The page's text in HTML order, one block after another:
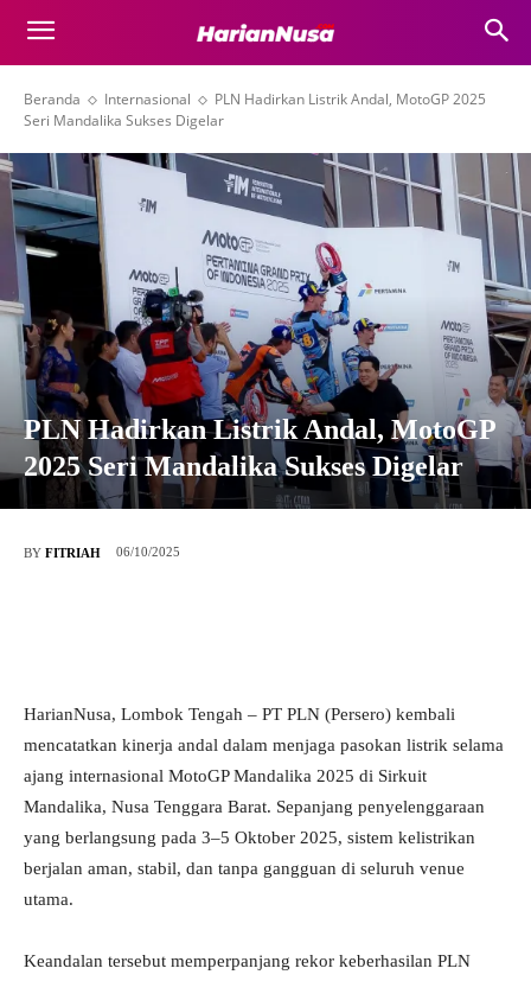
Beranda Internasional
PLN Hadirkan Listrik Andal, MotoGP 2025
Seri Mandalika Sukses Digelar
PLN Hadirkan Listrik Andal, MotoGP
2025 Seri Mandalika Sukses Digelar
BY FITRIAH 06/10/2025
HarianNusa, Lombok Tengah – PT PLN (Persero) kembali
mencatatkan kinerja andal dalam menjaga pasokan listrik selama
ajang internasional MotoGP Mandalika 2025 di Sirkuit
Mandalika, Nusa Tenggara Barat. Sepanjang penyelenggaraan
yang berlangsung pada 3–5 Oktober 2025, sistem kelistrikan
berjalan aman, stabil, dan tanpa gangguan di seluruh venue
utama.
Keandalan tersebut memperpanjang rekor keberhasilan PLN